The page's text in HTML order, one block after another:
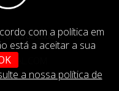
com a política em
está a aceitar a sua
a nossa política de
de Cookies